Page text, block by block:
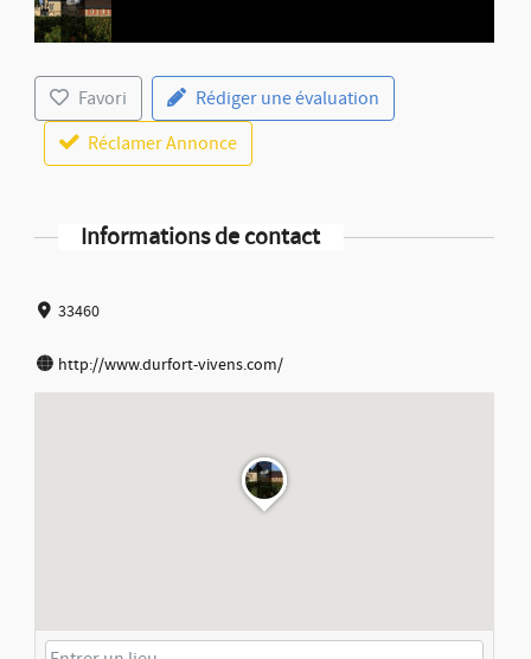
Favori
Rédiger une évaluation
Réclamer Annonce
Informations de contact
33460
http://www.durfort-vivens.com/